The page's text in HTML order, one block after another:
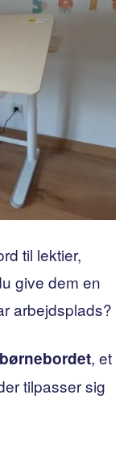
til lektier,
give dem en
arbejdsplads?
, et
tilpasser sig